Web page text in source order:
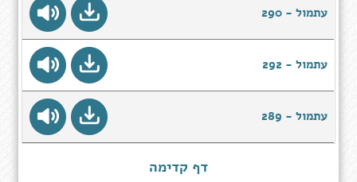
עתמול - 290
עתמול - 292
עתמול - 289
דף קדימה